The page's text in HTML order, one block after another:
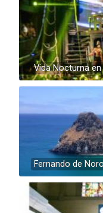
Vida Nocturna
Fernando de